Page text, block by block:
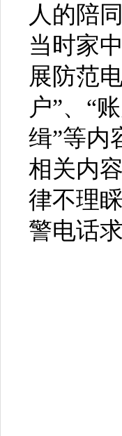
人的陪
当时家
展防范
户”、“
缉”等内
相关内
律不理
警电话